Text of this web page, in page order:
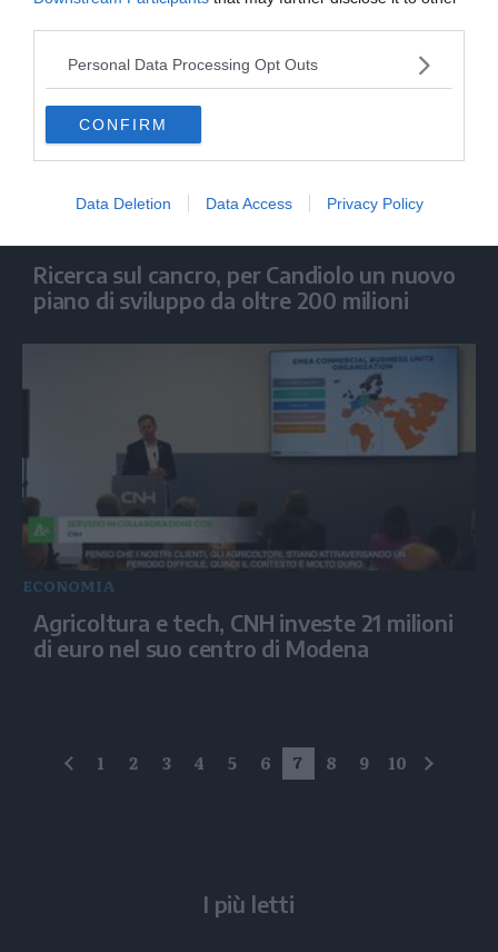
Personal Data Processing Opt Outs
CONFIRM
Data Deletion Data Access Privacy Policy
Ricerca sul cancro, per Candiolo un nuovo
piano di sviluppo da oltre 200 milioni
ECONOMIA
Agricoltura e tech, CNH investe 21 milioni
di euro nel suo centro di Modena
precedente
1 2 3 4 5 6 7 8 9 10
I più letti